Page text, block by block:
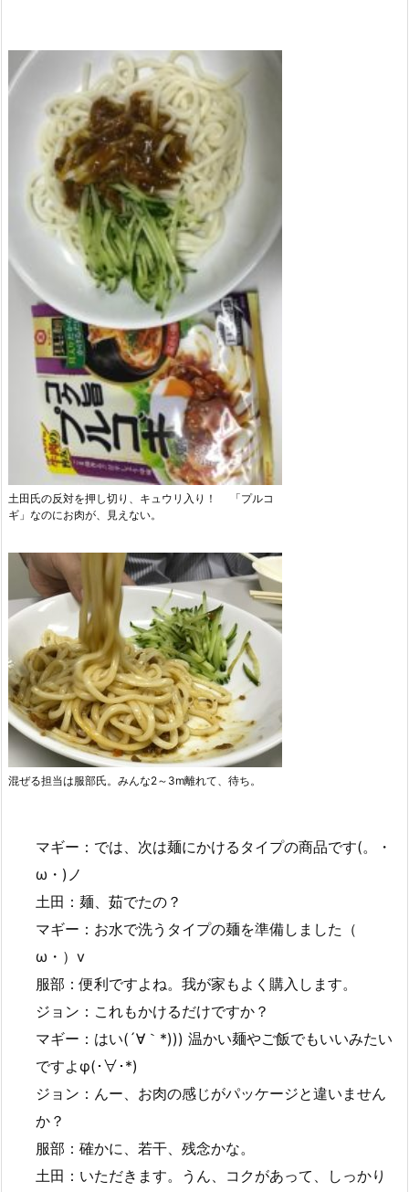
土田氏の反対を押し切り、キュウリ入り！ 「プルコ
ギ」なのにお肉が、見えない。
混ぜる担当は服部氏。みんな2～3m離れて、待ち。
マギー：では、次は麺にかけるタイプの商品です(。・
ω・)ノ
土田：麺、茹でたの？
マギー：お水で洗うタイプの麺を準備しました（ゝ
ω・）v
服部：便利ですよね。我が家もよく購入します。
ジョン：これもかけるだけですか？
マギー：はい(´∀｀*))) 温かい麺やご飯でもいいみたい
ですよφ(･∀･*)
ジョン：んー、お肉の感じがパッケージと違いません
か？
服部：確かに、若干、残念かな。
土田：いただきます。うん、コクがあって、しっかり